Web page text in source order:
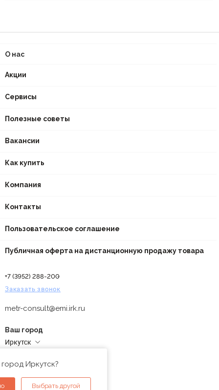
О нас
Акции
Сервисы
Полезные советы
Вакансии
Как купить
Компания
Контакты
Пользовательское соглашение
Публичная оферта на дистанционную продажу товара
+7 (3952) 288-200
Заказать звонок
metr-consult@emi.irk.ru
Ваш город
Иркутск
Иркутск?
Выбрать другой